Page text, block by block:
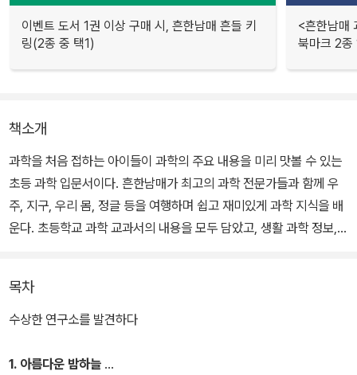
이벤트 도서 1권 이상 구매 시, 흔한남매 흔들 키
링(2종 중 택1)
<흔한남매
북마크 2종
책소개
과학을 처음 접하는 아이들이 과학의 주요 내용을 미리 맛볼 수 있는
초등 과학 입문서이다. 흔한남매가 최고의 과학 전문가들과 함께 우
주, 지구, 우리 몸, 정글 등을 여행하며 쉽고 재미있게 과학 지식을 배
운다. 초등학교 과학 교과서의 내용을 모두 담았고, 생활 과학 정보,
언제나처럼 퉁탕거리다 동네 숲속에서 우연히 발견한 의문의 연구소.
으뜸이와 에이미는 그곳에 숨겨진 정체불명의 젤리를 먹고 특별한 능
룰 수 있다는 말에 남매는 연구원들과 함께 과학 탐험대를 결성한다.
목차
수상한 연구소를 발견하다
1. 아름다운 밤하늘